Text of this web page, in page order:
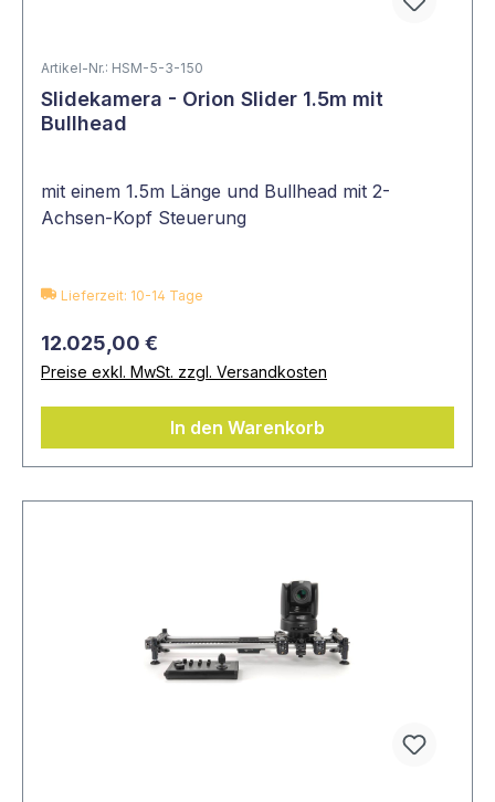
Artikel-Nr.: HSM-5-3-150
Slidekamera - Orion Slider 1.5m mit
Bullhead
mit einem 1.5m Länge und Bullhead mit 2-
Achsen-Kopf Steuerung
Lieferzeit: 10-14 Tage
12.025,00 €
Preise exkl. MwSt. zzgl. Versandkosten
In den Warenkorb